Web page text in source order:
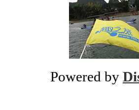
Powered by